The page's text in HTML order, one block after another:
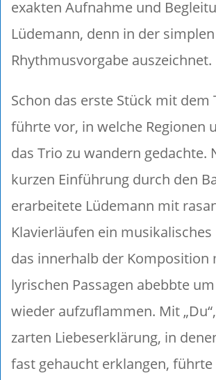
exakten Aufnahme und
Lüdemann, denn in der simplen
Rhythmusvorgabe auszeichnet.
Schon das erste Stück mit dem
führte vor, in welche Regionen
das Trio zu wandern gedachte.
kurzen Einführung durch den
erarbeitete Lüdemann mit
Klavierläufen ein musikalisches
das innerhalb der Komposition
lyrischen Passagen abebbte
wieder aufzuflammen. Mit
zarten Liebeserklärung, in
fast gehaucht erklangen, führte